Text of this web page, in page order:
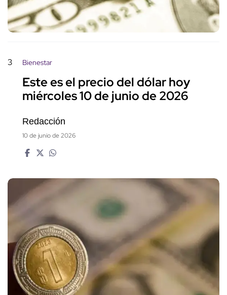
3 Bienestar
Este es el precio del dólar hoy
miércoles 10 de junio de 2026
Redacción
10 de junio de 2026